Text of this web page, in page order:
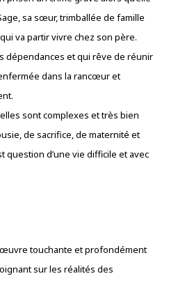
sa sœur, trimballée de famille
qui va partir vivre chez son père.
dépendances et qui rêve de réunir
dans la rancœur et
sont complexes et très bien
de sacrifice, de maternité et
question d’une vie difficile et avec
touchante et profondément
sur les réalités des